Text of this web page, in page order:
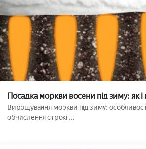
Посадка моркви восени під зиму: як і
сорти краще вибрати
Вирощування моркви під зиму:
обчислення строкі ...